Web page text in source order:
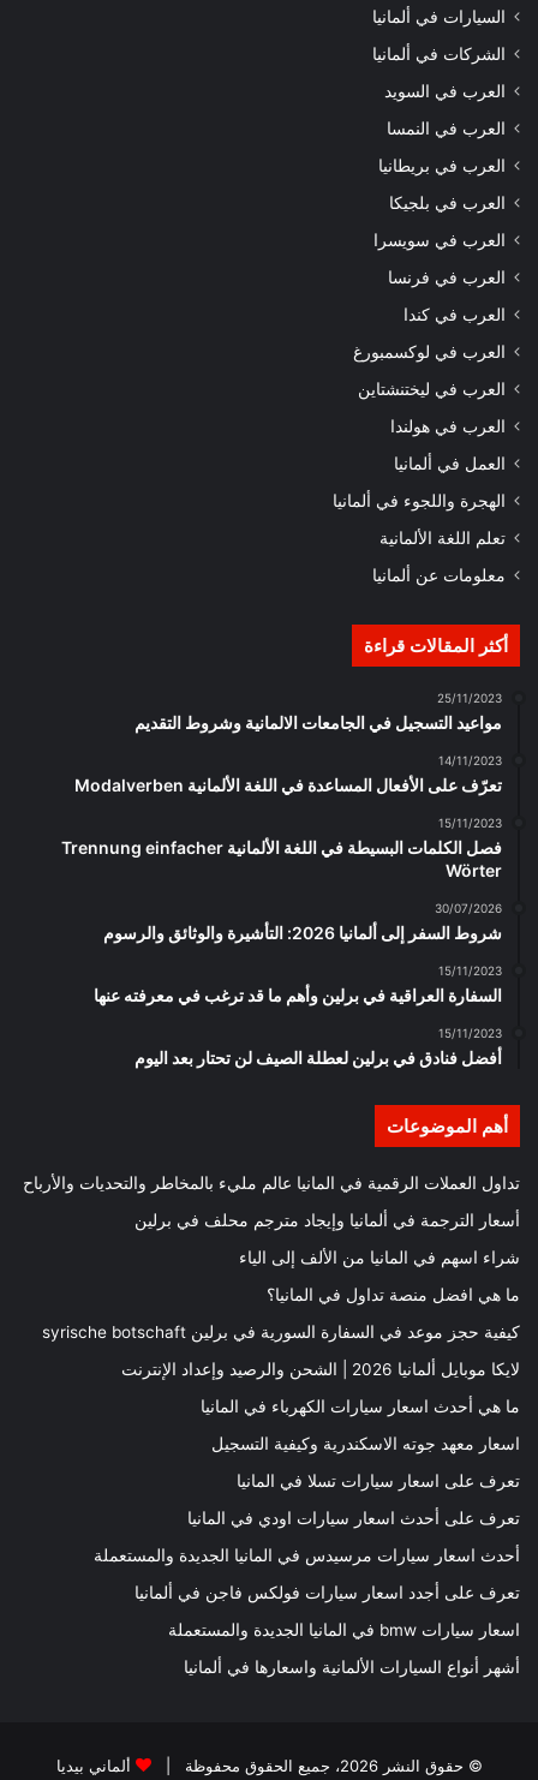
السيارات في ألمانيا
الشركات في ألمانيا
العرب في السويد
العرب في النمسا
العرب في بريطانيا
العرب في بلجيكا
العرب في سويسرا
العرب في فرنسا
العرب في كندا
العرب في لوكسمبورغ
العرب في ليختنشتاين
العرب في هولندا
العمل في ألمانيا
الهجرة واللجوء في ألمانيا
تعلم اللغة الألمانية
معلومات عن ألمانيا
أكثر المقالات قراءة
25/11/2023
مواعيد التسجيل في الجامعات الالمانية وشروط التقديم
14/11/2023
تعرّف على الأفعال المساعدة في اللغة الألمانية Modalverben
15/11/2023
فصل الكلمات البسيطة في اللغة الألمانية Trennung einfacher
Wörter
30/07/2026
شروط السفر إلى ألمانيا 2026: التأشيرة والوثائق والرسوم
15/11/2023
السفارة العراقية في برلين وأهم ما قد ترغب في معرفته عنها
15/11/2023
أفضل فنادق في برلين لعطلة الصيف لن تحتار بعد اليوم
أهم الموضوعات
تداول العملات الرقمية في المانيا عالم مليء بالمخاطر والتحديات والأرباح
أسعار الترجمة في ألمانيا وإيجاد مترجم محلف في برلين
شراء اسهم في المانيا من الألف إلى الياء
ما هي افضل منصة تداول في المانيا؟
كيفية حجز موعد في السفارة السورية في برلين syrische botschaft
لايكا موبايل ألمانيا 2026 | الشحن والرصيد وإعداد الإنترنت
ما هي أحدث اسعار سيارات الكهرباء في المانيا
اسعار معهد جوته الاسكندرية وكيفية التسجيل
تعرف على اسعار سيارات تسلا في المانيا
تعرف على أحدث اسعار سيارات اودي في المانيا
أحدث اسعار سيارات مرسيدس في المانيا الجديدة والمستعملة
تعرف على أجدد اسعار سيارات فولكس فاجن في ألمانيا
اسعار سيارات bmw في المانيا الجديدة والمستعملة
أشهر أنواع السيارات الألمانية واسعارها في ألمانيا
© حقوق النشر 2026، جميع الحقوق محفوظة | ألماني بيديا